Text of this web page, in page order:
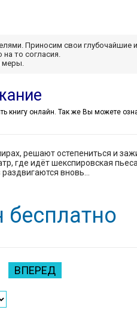
Приносим свои глубочайшие
то согласия.
меры.
книгу онлайн. Так же Вы можете
решают остепениться и
где идёт шекспировская
вновь…
бесплатно
ВПЕРЕД